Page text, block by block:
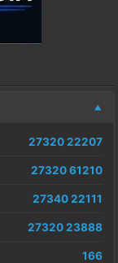
27320 22207
27320 61210
27340 22111
27320 23888
166